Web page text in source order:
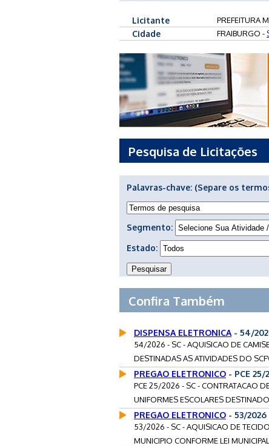
Licitante PREFEITURA
Cidade FRAIBURGO -
Pesquisa de Licitações
Palavras-chave: (Separe os
Segmento:
Estado:
Confira Também
DISPENSA ELETRONICA - 54/
54/2026 - SC - AQUISICAO DE
DESTINADAS AS ATIVIDADES DO
PREGAO ELETRONICO - PCE 25/
PCE 25/2026 - SC - CONTRATACAO
UNIFORMES ESCOLARES
PREGAO ELETRONICO - 53/2026
53/2026 - SC - AQUISICAO DE
MUNICIPIO CONFORME LEI